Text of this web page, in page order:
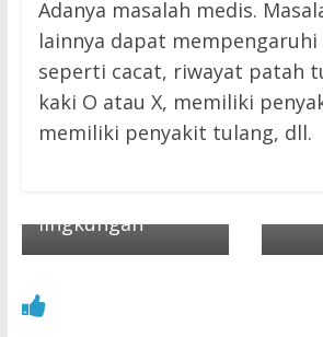
Adanya masalah medis.
lainnya dapat
seperti cacat, riwayat patah
kaki O atau X, memiliki
memiliki penyakit tulang, dll.
← Previous
MOTOR HYBRID
Menjawab
lingkungan